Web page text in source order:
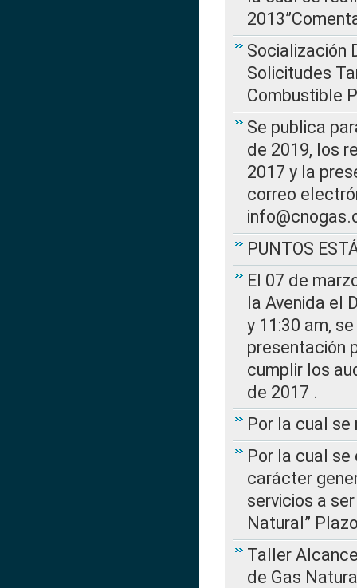
Socialización
Solicitudes
Combustible
Se publica
de 2019, los
2017 y la
correo
PUNTOS
El 07 de
la Avenida el
y 11:30 am,
presentación
cumplir los
de 2017 .
Por la cual se
Por la cual
carácter
servicios a
Natural”
Taller
de Gas